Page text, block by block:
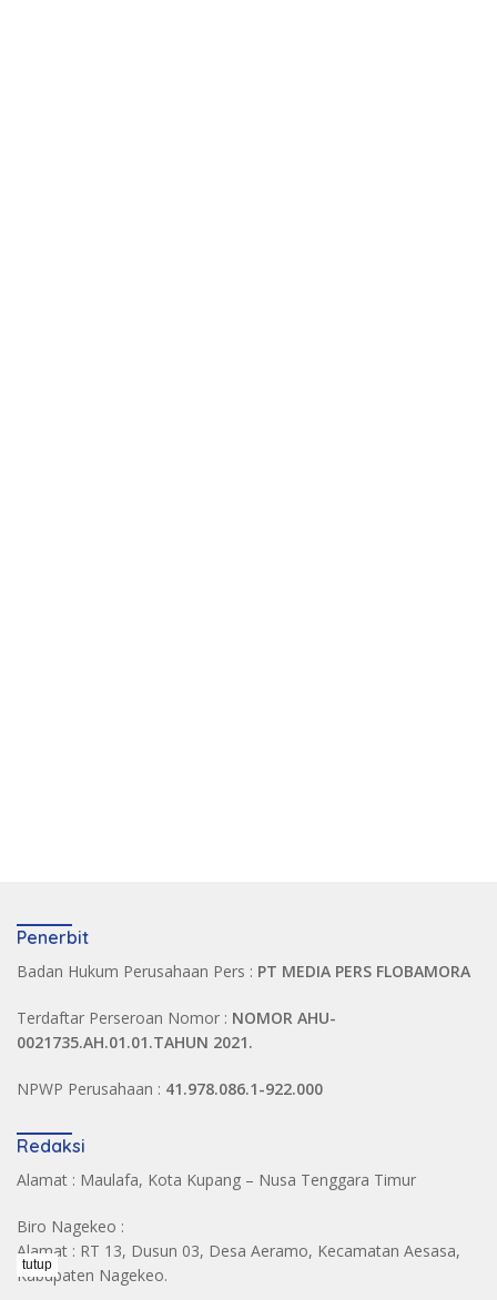
Penerbit
Badan Hukum Perusahaan Pers : PT MEDIA PERS FLOBAMORA
Terdaftar Perseroan Nomor : NOMOR AHU-
0021735.AH.01.01.TAHUN 2021.
NPWP Perusahaan : 41.978.086.1-922.000
Redaksi
Alamat : Maulafa, Kota Kupang – Nusa Tenggara Timur
Biro Nagekeo :
Alamat : RT 13, Dusun 03, Desa Aeramo, Kecamatan Aesasa,
Kabupaten Nagekeo.
tutup